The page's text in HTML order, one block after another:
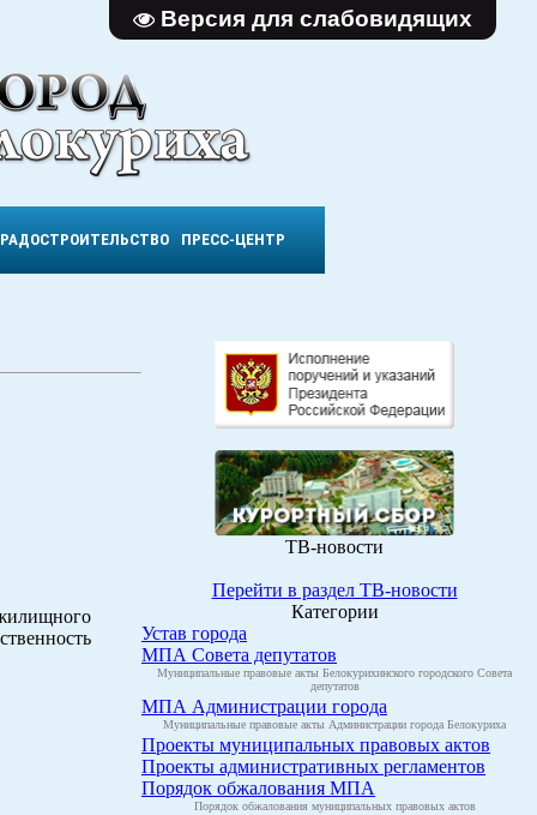
Версия для слабовидящих
ПРЕСС-ЦЕНТР
ТВ-новости
Перейти в раздел ТВ-новости
Категории
Устав города
МПА Совета депутатов
Муниципальные правовые акты Белокурихинского городского Совета
депутатов
МПА Администрации города
Муниципальные правовые акты Администрации города Белокуриха
Проекты муниципальных правовых актов
Проекты административных регламентов
Порядок обжалования МПА
Порядок обжалования муниципальных правовых актов